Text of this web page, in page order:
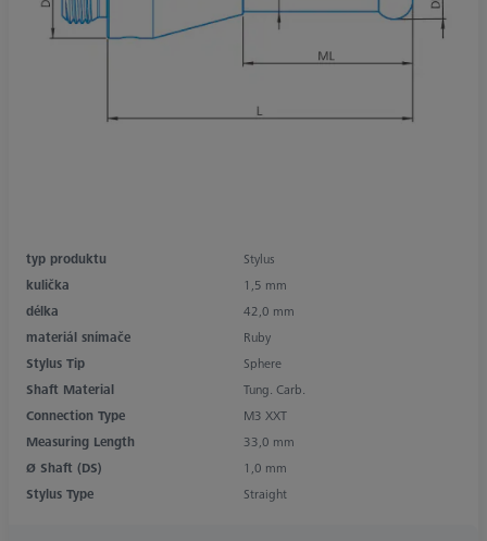
typ produktu
Stylus
kulička
1,5 mm
délka
42,0 mm
materiál snímače
Ruby
Stylus Tip
Sphere
Shaft Material
Tung. Carb.
Connection Type
M3 XXT
Measuring Length
33,0 mm
Ø Shaft (DS)
1,0 mm
Stylus Type
Straight